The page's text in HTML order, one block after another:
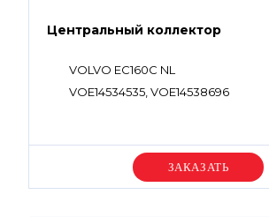
Центральный коллектор
VOLVO EC160C NL
VOE14534535, VOE14538696
Уточняйте цену